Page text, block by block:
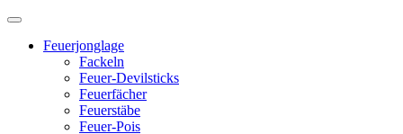
Feuerjonglage
Fackeln
Feuer-Devilsticks
Feuerfächer
Feuerstäbe
Feuer-Pois